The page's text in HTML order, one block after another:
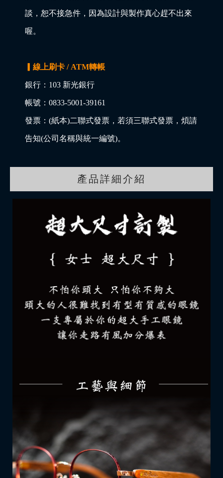
談，恕不接急件，因為設計與製作真心趕不出來
喔。
▎線上刷卡 / ATM轉帳
銀行：103 新光銀行
帳號：0833-5001-39161
發票：(紙本)二聯式發票，若須三聯式發票，煩請
告知(公司名稱與統一編號)。
產品詳細介紹